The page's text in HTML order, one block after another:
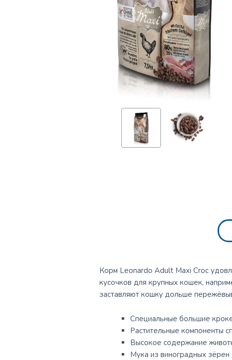
Корм Leonardo Adult Maxi Croc
кусочков для крупных кошек,
заставляют кошку дольше
Специальные большие
Растительные компоненты
Высокое содержание
Мука из виноградных